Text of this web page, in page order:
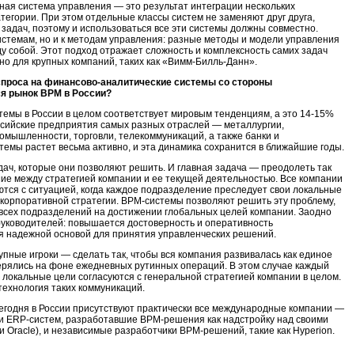
система управления — это результат интеграции нескольких
При этом отдельные классы систем не заменяют друг друга,
поэтому и использоваться все эти системы должны совместно.
но и к методам управления: разные методы и модели управления
Этот подход отражает сложность и комплексность самих задач
для крупных компаний, таких как «Вимм-Билль-Данн».
на финансово-аналитические системы со стороны
рынок ВРМ в России?
в России в целом соответствует мировым тенденциям, а это 14-15%
предприятия самых разных отраслей — металлургии,
торговли, телекоммуникаций, а также банки и
растет весьма активно, и эта динамика сохранится в ближайшие годы.
которые они позволяют решить. И главная задача — преодолеть так
между стратегией компании и ее текущей деятельностью. Все компании
с ситуацией, когда каждое подразделение преследует свои локальные
стратегии. BPM-системы позволяют решить эту проблему,
подразделений на достижении глобальных целей компании. Заодно
повышается достоверность и оперативность
основой для принятия управленческих решений.
игроки — сделать так, чтобы вся компания развивалась как единое
на фоне ежедневных рутинных операций. В этом случае каждый
цели согласуются с генеральной стратегией компании в целом.
таких коммуникаций.
в России присутствуют практически все международные компании —
ERP-систем, разработавшие BPM-решения как надстройку над своими
Oracle), и независимые разработчики BPM-решений, такие как Hyperion.